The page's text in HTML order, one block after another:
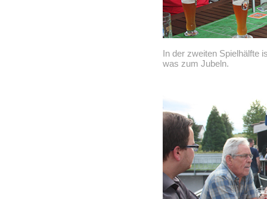
In der zweiten Spielhälfte
was zum Jubeln.